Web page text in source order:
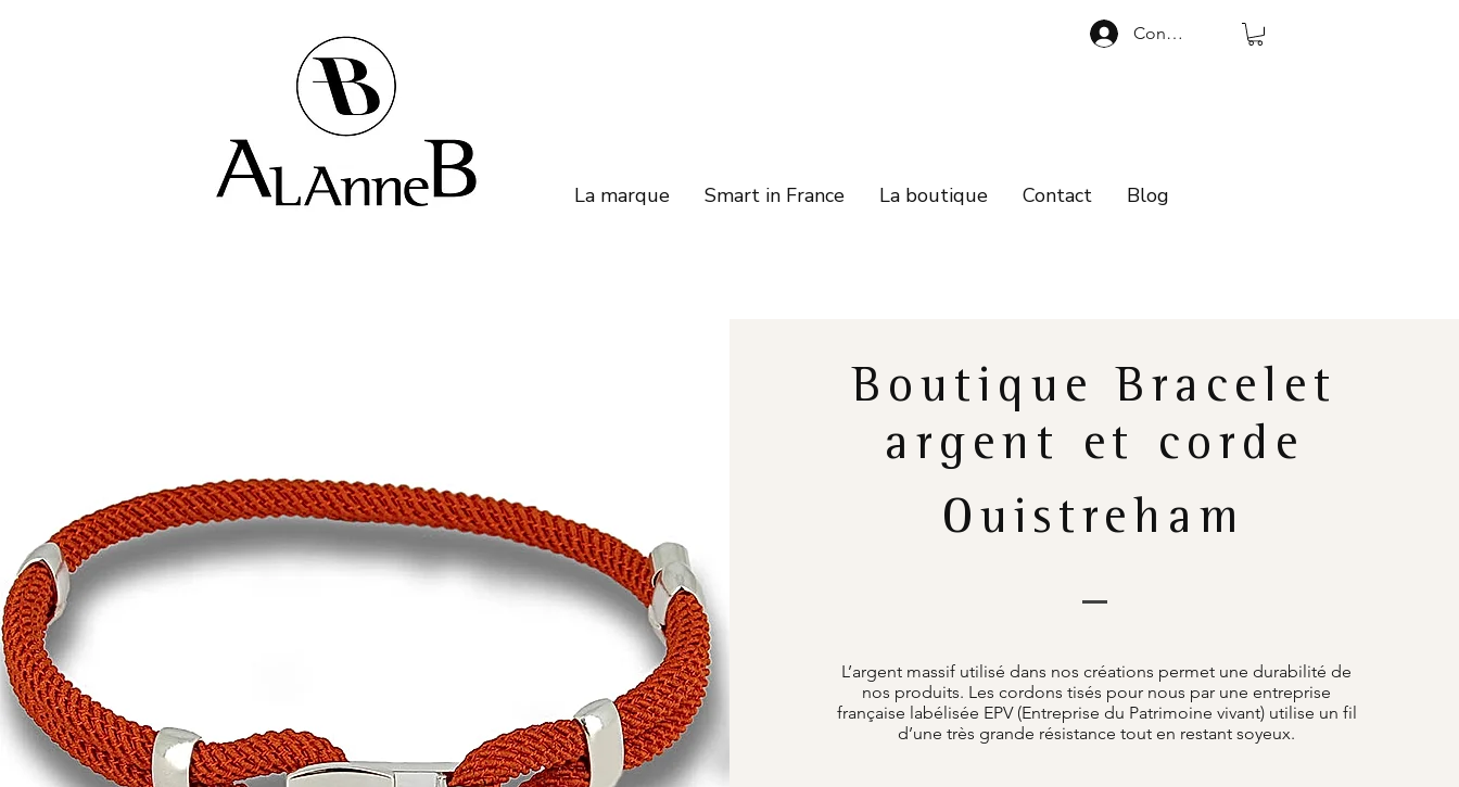
Connexion
La marque Smart in France La boutique Contact Blog
Boutique Bracelet
argent et corde
Ouistreham
L’argent massif utilisé dans nos créations permet une durabilité de
nos produits. Les cordons tisés pour nous par une entreprise
française labélisée EPV (Entreprise du Patrimoine vivant) utilise un fil
d’une très grande résistance tout en restant soyeux.